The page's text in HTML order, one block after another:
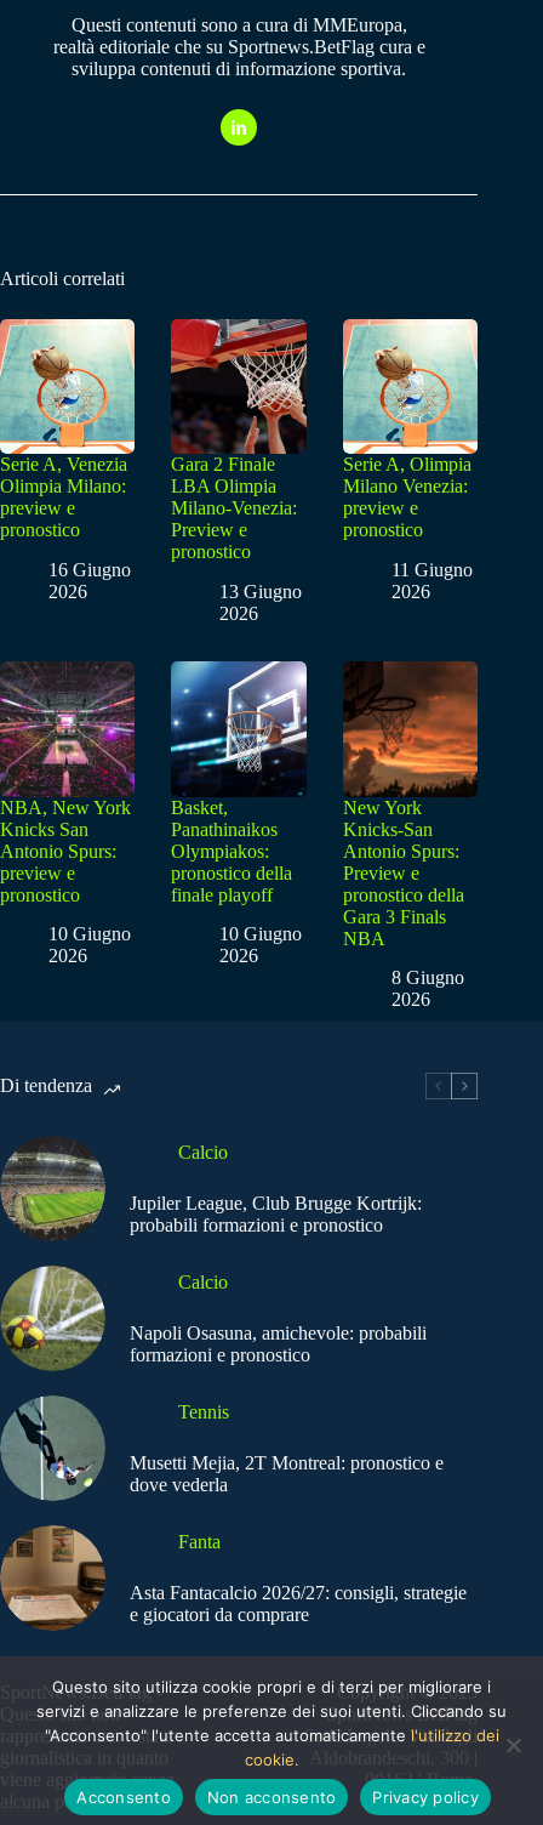
Questi contenuti sono a cura di MMEuropa,
realtà editoriale che su Sportnews.BetFlag cura e
sviluppa contenuti di informazione sportiva.
Articoli correlati
Serie A, Venezia
Olimpia Milano:
preview e
pronostico
16 Giugno
2026
Gara 2 Finale
LBA Olimpia
Milano-Venezia:
Preview e
pronostico
13 Giugno
2026
Serie A, Olimpia
Milano Venezia:
preview e
pronostico
11 Giugno
2026
NBA, New York
Knicks San
Antonio Spurs:
preview e
pronostico
10 Giugno
2026
Basket,
Panathinaikos
Olympiakos:
pronostico della
finale playoff
10 Giugno
2026
New York
Knicks-San
Antonio Spurs:
Preview e
pronostico della
Gara 3 Finals
NBA
8 Giugno
2026
Di tendenza
Calcio
Jupiler League, Club Brugge Kortrijk:
probabili formazioni e pronostico
Calcio
Napoli Osasuna, amichevole: probabili
formazioni e pronostico
Tennis
Musetti Mejia, 2T Montreal: pronostico e
dove vederla
Fanta
Asta Fantacalcio 2026/27: consigli, strategie
e giocatori da comprare
SportNews.BetFlag -
Questo sito non
rappresenta una testata
giornalistica in quanto
viene aggiornato senza
alcuna periodicità
Copyright © 2025
SportNews BetFlag
Sede Legale: Via degli
Aldobrandeschi, 300 |
00163 | Roma
Questo sito utilizza cookie propri e di terzi per migliorare i
servizi e analizzare le preferenze dei suoi utenti. Cliccando su
"Acconsento" l'utente accetta automaticamente l'utilizzo dei
cookie.
Acconsento
Non acconsento Privacy policy